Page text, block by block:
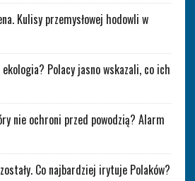
Kulisy przemysłowej hodowli w
Polacy jasno wskazali, co ich
nie ochroni przed powodzią? Alarm
Co najbardziej irytuje Polaków?